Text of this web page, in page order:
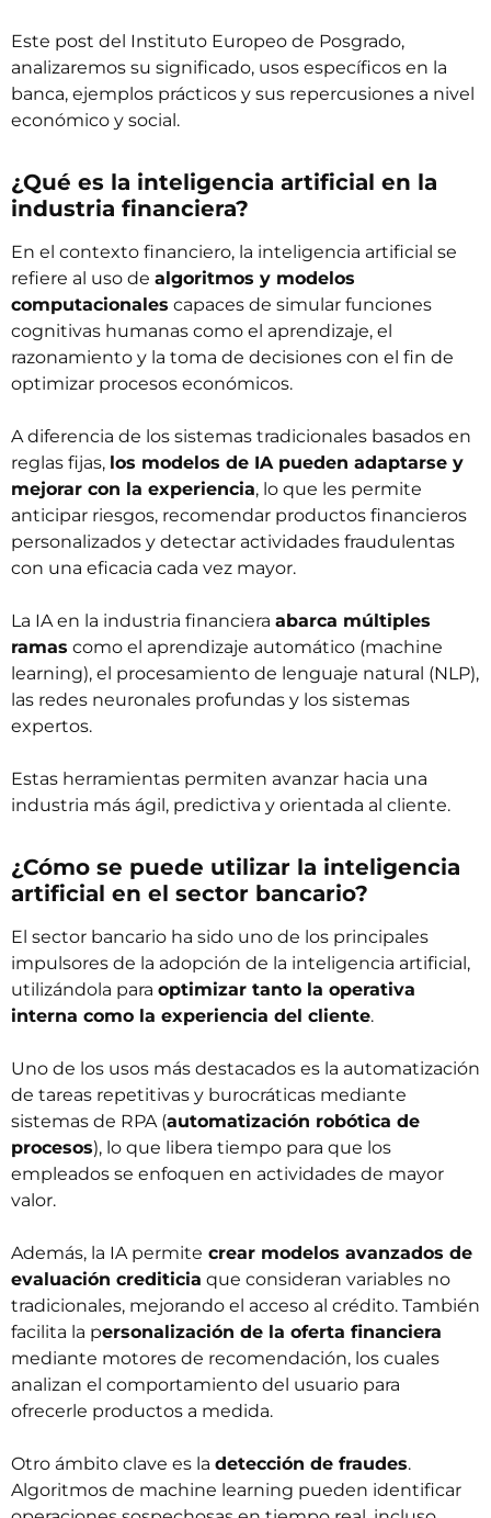
Este post del Instituto Europeo de Posgrado,
analizaremos su significado, usos específicos en la
banca, ejemplos prácticos y sus repercusiones a nivel
económico y social.
¿Qué es la inteligencia artificial en la
industria financiera?
En el contexto financiero, la inteligencia artificial se
refiere al uso de algoritmos y modelos
computacionales capaces de simular funciones
cognitivas humanas como el aprendizaje, el
razonamiento y la toma de decisiones con el fin de
optimizar procesos económicos.
A diferencia de los sistemas tradicionales basados en
reglas fijas, los modelos de IA pueden adaptarse y
mejorar con la experiencia, lo que les permite
anticipar riesgos, recomendar productos financieros
personalizados y detectar actividades fraudulentas
con una eficacia cada vez mayor.
La IA en la industria financiera abarca múltiples
ramas como el aprendizaje automático (machine
learning), el procesamiento de lenguaje natural (NLP),
las redes neuronales profundas y los sistemas
expertos.
Estas herramientas permiten avanzar hacia una
industria más ágil, predictiva y orientada al cliente.
¿Cómo se puede utilizar la inteligencia
artificial en el sector bancario?
El sector bancario ha sido uno de los principales
impulsores de la adopción de la inteligencia artificial,
utilizándola para optimizar tanto la operativa
interna como la experiencia del cliente.
Uno de los usos más destacados es la automatización
de tareas repetitivas y burocráticas mediante
sistemas de RPA (automatización robótica de
procesos), lo que libera tiempo para que los
empleados se enfoquen en actividades de mayor
valor.
Además, la IA permite crear modelos avanzados de
evaluación crediticia que consideran variables no
tradicionales, mejorando el acceso al crédito. También
facilita la personalización de la oferta financiera
mediante motores de recomendación, los cuales
analizan el comportamiento del usuario para
ofrecerle productos a medida.
Otro ámbito clave es la detección de fraudes.
Algoritmos de machine learning pueden identificar